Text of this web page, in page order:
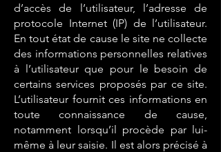
d’accès de l’utilisateur, l’adresse de
protocole Internet (IP) de l’utilisateur.
En tout état de cause le site ne collecte
des informations personnelles relatives
à l’utilisateur que pour le besoin de
certains services proposés par ce site.
L’utilisateur fournit ces informations en
toute connaissance de cause,
notamment lorsqu’il procède par lui-
même à leur saisie. Il est alors précisé à